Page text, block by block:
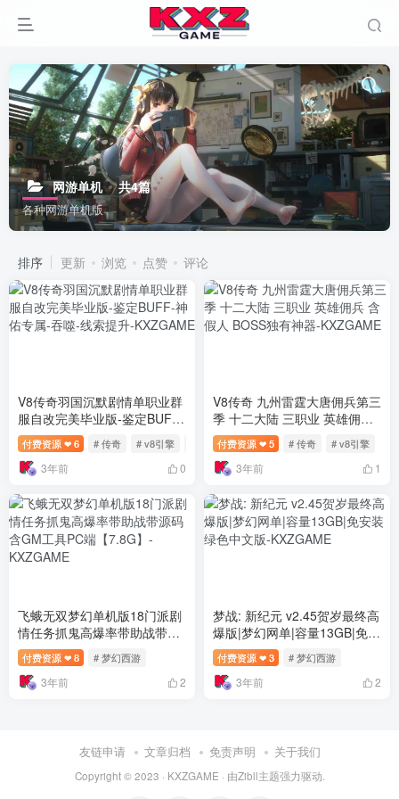
网游单机 共4篇
各种网游单机版
排序 更新 浏览 点赞 评论
V8传奇羽国沉默剧情单职业群
服自改完美毕业版-鉴定BUFF-
神佑专属-吞噬-线索提升
付费资源 ❤ 6 # 传奇 # v8引擎
3年前 0
V8传奇 九州雷霆大唐佣兵第三
季 十二大陆 三职业 英雄佣兵
含假人 BOSS独有神器
付费资源 ❤ 5 # 传奇 # v8引擎
3年前 1
飞蛾无双梦幻单机版18门派剧
情任务抓鬼高爆率带助战带源
码含GM工具PC端【7.8G】
付费资源 ❤ 8 # 梦幻西游
3年前 2
梦战: 新纪元 v2.45贺岁最终高
爆版|梦幻网单|容量13GB|免安
装绿色中文版
付费资源 ❤ 3 # 梦幻西游
3年前 2
友链申请 文章归档 免责声明 关于我们
Copyright © 2023 · KXZGAME · 由Zibll主题强力驱动.